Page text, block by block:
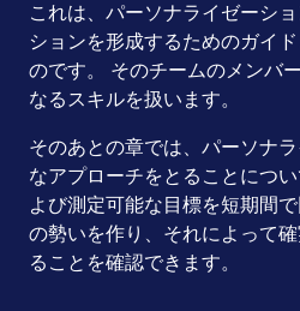
これは、パーソナライゼーシ
ションを形成するためのガイ
のです。 そのチームのメンバ
なるスキルを扱います。
そのあとの章では、パーソナ
なアプローチをとることにつ
よび測定可能な目標を短期間
の勢いを作り、それによって
ることを確認できます。